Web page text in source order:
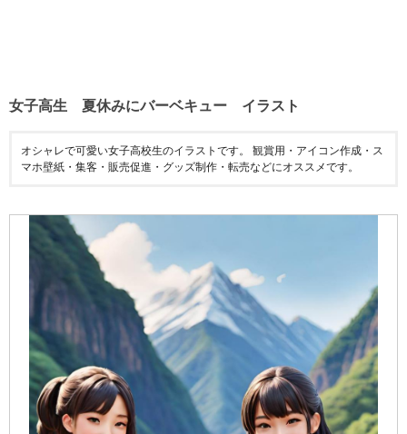
女子高生 夏休みにバーベキュー イラスト
オシャレで可愛い女子高校生のイラストです。 観賞用・アイコン作成・ス
マホ壁紙・集客・販売促進・グッズ制作・転売などにオススメです。